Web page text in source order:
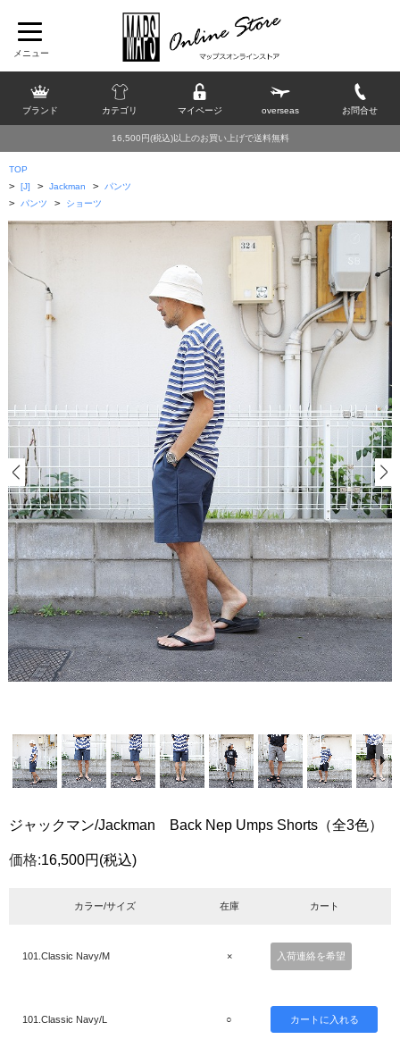
ブランド カテゴリ マイページ overseas お問合せ
16,500円(税込)以上のお買い上げで送料無料
TOP
> [J] > Jackman > パンツ
> パンツ > ショーツ
ジャックマン/Jackman Back Nep Umps Shorts（全3色）
価格:16,500円 (税込)
カラー/サイズ 在庫 カート
101.Classic Navy/M × 入荷連絡を希望
101.Classic Navy/L ○